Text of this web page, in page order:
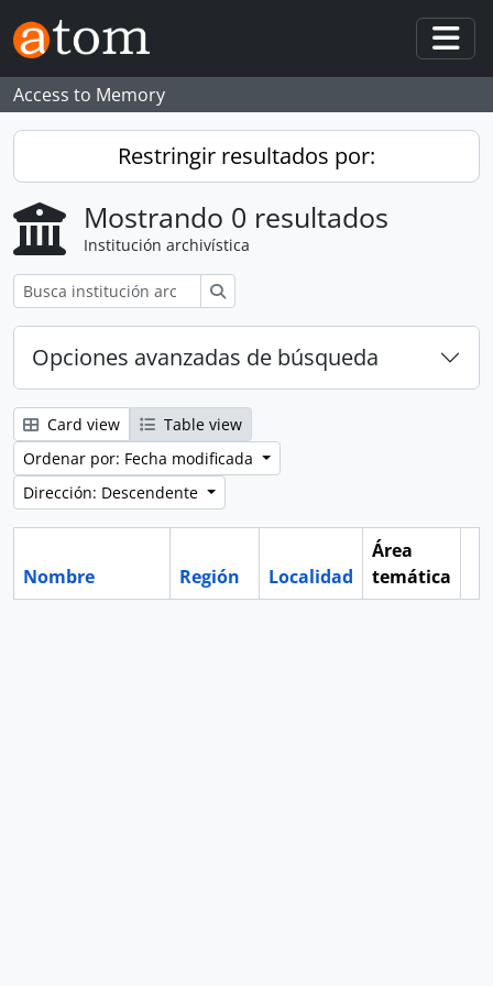
Skip to main content
Access to Memory
Restringir resultados por:
Mostrando 0 resultados
Institución archivística
Opciones avanzadas de búsqueda
Card view
Table view
Ordenar por: Fecha modificada
Dirección: Descendente
Nombre Región Localidad
Área
temática